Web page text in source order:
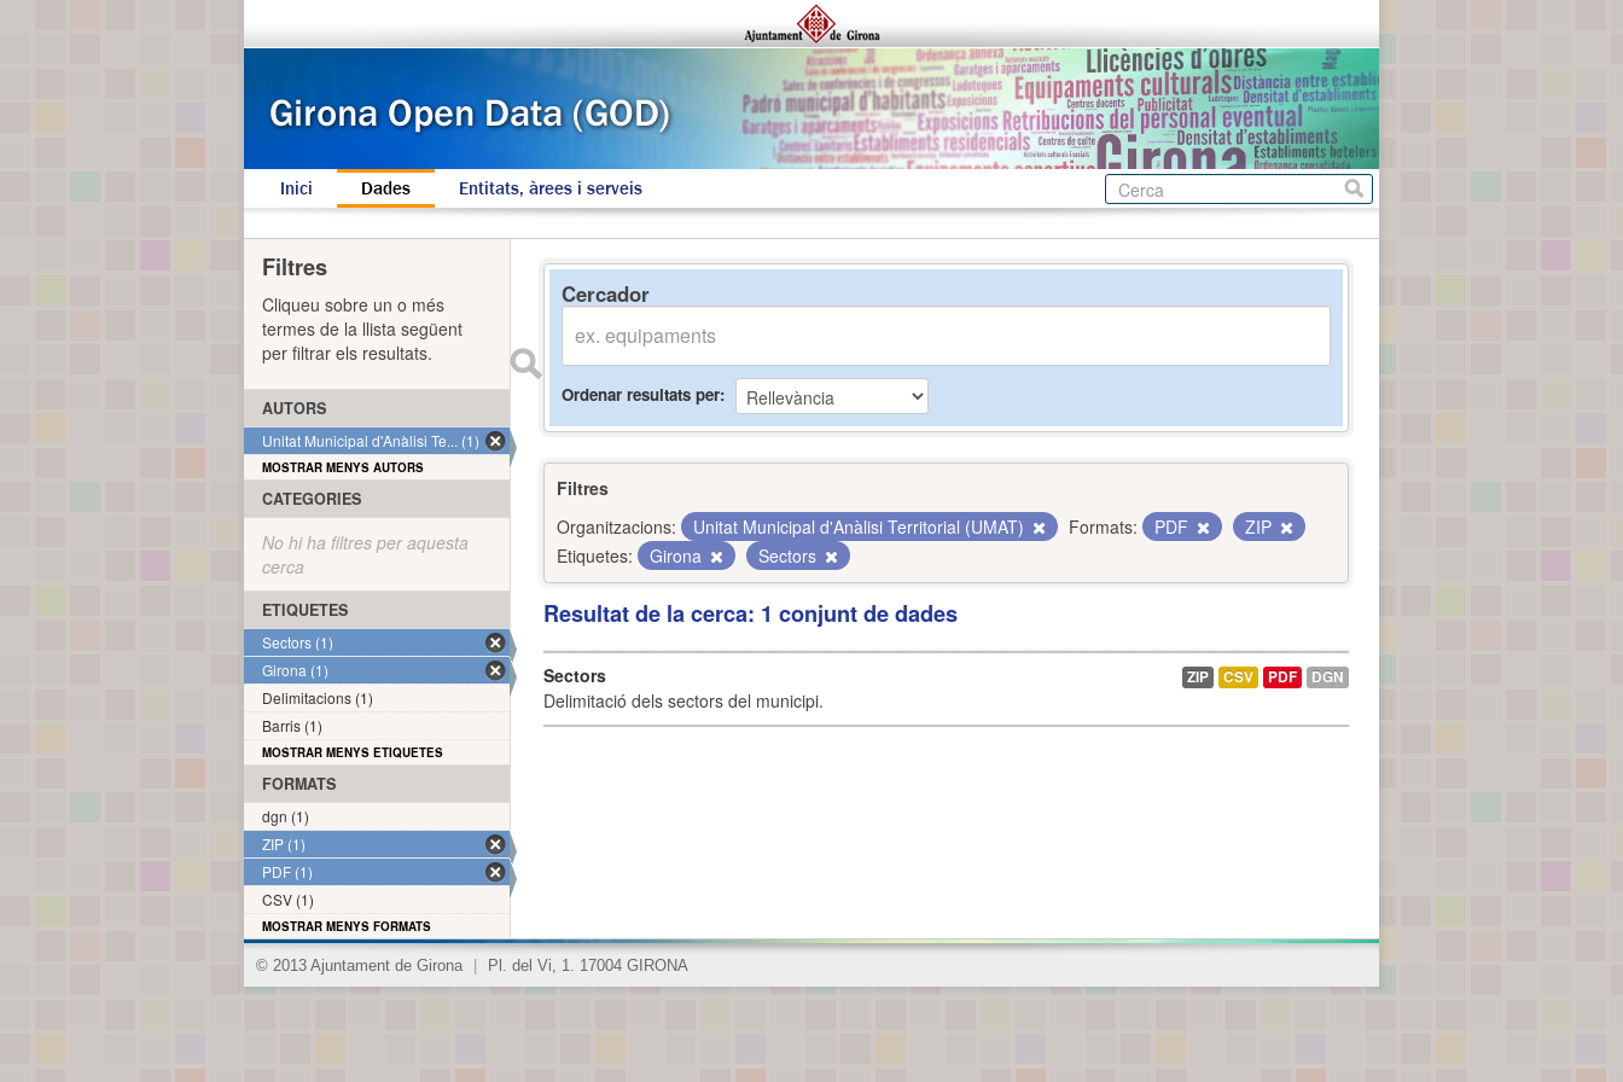
Inici Dades Entitats, àrees i serveis
Cercador
Ordenar resultats per
Filtres
Organitzacions:
Unitat Municipal d'Anàlisi Territorial (UMAT) Formats: PDF
ZIP
Etiquetes:
Girona Sectors
Resultat de la cerca: 1 conjunt de dades
Sectors
Delimitació dels sectors del municipi.
ZIP CSV PDF DGN
Filtres
Cliqueu sobre un o més
termes de la llista següent
per filtrar els resultats.
AUTORS
Unitat Municipal d'Anàlisi Te... (1)
MOSTRAR MENYS AUTORS
CATEGORIES
No hi ha filtres per aquesta
cerca
ETIQUETES
Sectors (1)
Girona (1)
Delimitacions (1)
Barris (1)
MOSTRAR MENYS ETIQUETES
FORMATS
dgn (1)
ZIP (1)
PDF (1)
CSV (1)
MOSTRAR MENYS FORMATS
© 2013 Ajuntament de Girona Pl. del Vi, 1. 17004 GIRONA